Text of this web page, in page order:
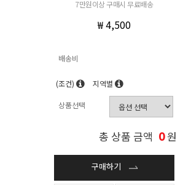
7만원이상 구매시 무료배송
₩ 4,500
배송비
(조건) 지역별
상품선택
총 상품 금액 0원
구매하기